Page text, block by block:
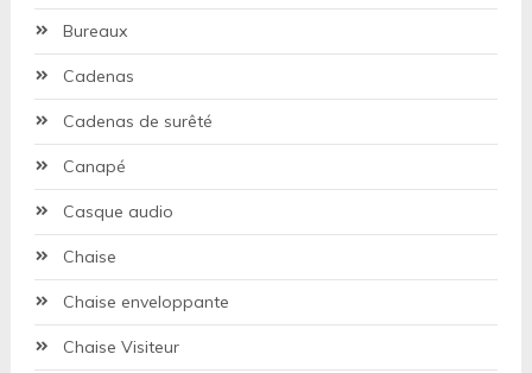
Bureaux
Cadenas
Cadenas de surêté
Canapé
Casque audio
Chaise
Chaise enveloppante
Chaise Visiteur